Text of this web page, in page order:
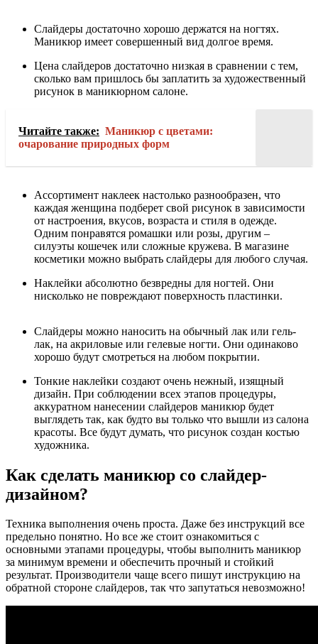
Слайдеры достаточно хорошо держатся на ногтях.
Маникюр имеет совершенный вид долгое время.
Цена слайдеров достаточно низкая в сравнении с тем,
сколько вам пришлось бы заплатить за художественный
рисунок в маникюрном салоне.
Читайте также: Маникюр с цветами:
очарование природных форм
Ассортимент наклеек настолько разнообразен, что
каждая женщина подберет свой рисунок в зависимости
от настроения, вкусов, возраста и стиля в одежде.
Одним понравятся ромашки или розы, другим –
силуэты кошечек или сложные кружева. В магазине
косметики можно выбрать слайдеры для любого случая.
Наклейки абсолютно безвредны для ногтей. Они
нисколько не повреждают поверхность пластинки.
Слайдеры можно наносить на обычный лак или гель-
лак, на акриловые или гелевые ногти. Они одинаково
хорошо будут смотреться на любом покрытии.
Тонкие наклейки создают очень нежный, изящный
дизайн. При соблюдении всех этапов процедуры,
аккуратном нанесении слайдеров маникюр будет
выглядеть так, как будто вы только что вышли из салона
красоты. Все будут думать, что рисунок создан костью
художника.
Как сделать маникюр со слайдер-
дизайном?
Техника выполнения очень проста. Даже без инструкций все
предельно понятно. Но все же стоит ознакомиться с
основными этапами процедуры, чтобы выполнить маникюр
за минимум времени и обеспечить прочный и стойкий
результат. Производители чаще всего пишут инструкцию на
обратной стороне слайдеров, так что запутаться невозможно!